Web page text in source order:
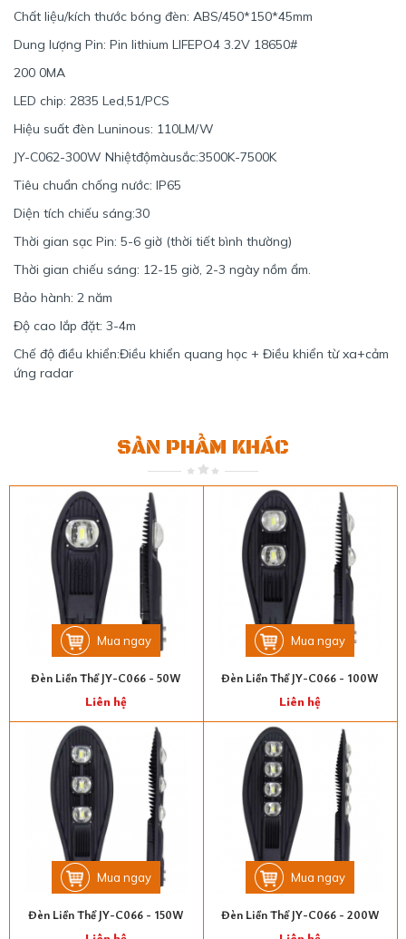
Chất liệu/kích thước bóng đèn: ABS/450*150*45mm
Dung lượng Pin: Pin lithium LIFEPO4 3.2V 18650#
200 0MA
LED chip: 2835 Led,51/PCS
Hiệu suất đèn Luninous: 110LM/W
JY-C062-300W Nhiệtđộmàusắc:3500K-7500K
Tiêu chuẩn chống nước: IP65
Diện tích chiếu sáng:30
Thời gian sạc Pin: 5-6 giờ (thời tiết bình thường)
Thời gian chiếu sáng: 12-15 giờ, 2-3 ngày nồm ẩm.
Bảo hành: 2 năm
Độ cao lắp đặt: 3-4m
Chế độ điều khiển:Điều khiển quang học + Điều khiển từ xa+cảm
ứng radar
SẢN PHẨM KHÁC
Mua ngay
Đèn Liền Thể JY-C066 - 50W
Liên hệ
Mua ngay
Đèn Liền Thể JY-C066 - 100W
Liên hệ
Mua ngay
Đèn Liền Thể JY-C066 - 150W
Mua ngay
Đèn Liền Thể JY-C066 - 200W